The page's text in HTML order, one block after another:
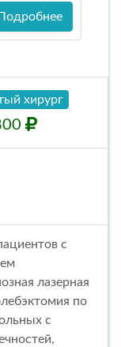
Подробнее
хирург
с
лазерная
по
с